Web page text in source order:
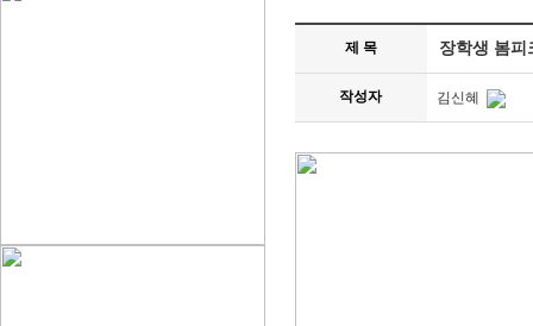
제 목 장학생 봄피
작성자 김신혜